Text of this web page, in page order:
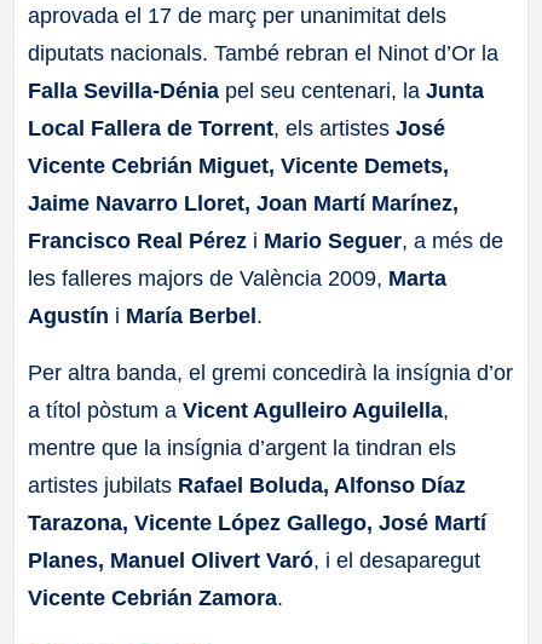
aprovada el 17 de març per unanimitat dels
diputats nacionals. També rebran el Ninot d’Or la
Falla Sevilla-Dénia pel seu centenari, laJunta
Local Fallera de Torrent, els artistesJosé
Vicente Cebrián Miguet, Vicente Demets,
Jaime Navarro Lloret, Joan Martí Marínez,
Francisco Real Pérez i Mario Seguer, a més de
les falleres majors de València 2009, Marta
Agustín i María Berbel.
Per altra banda, el gremi concedirà la insígnia d’or
a títol pòstum aVicent Agulleiro Aguilella,
mentre que la insígnia d’argent la tindran els
artistes jubilats Rafael Boluda, Alfonso Díaz
Tarazona, Vicente López Gallego, José Martí
Planes, Manuel Olivert Varó, i el desaparegut
Vicente Cebrián Zamora.